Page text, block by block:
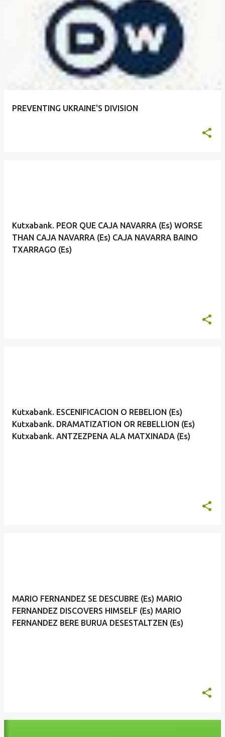
PREVENTING UKRAINE'S DIVISION
Kutxabank. PEOR QUE CAJA NAVARRA (Es) WORSE
THAN CAJA NAVARRA (Es) CAJA NAVARRA BAINO
TXARRAGO (Es)
Kutxabank. ESCENIFICACION O REBELION (Es)
Kutxabank. DRAMATIZATION OR REBELLION (Es)
Kutxabank. ANTZEZPENA ALA MATXINADA (Es)
MARIO FERNANDEZ SE DESCUBRE (Es) MARIO
FERNANDEZ DISCOVERS HIMSELF (Es) MARIO
FERNANDEZ BERE BURUA DESESTALTZEN (Es)